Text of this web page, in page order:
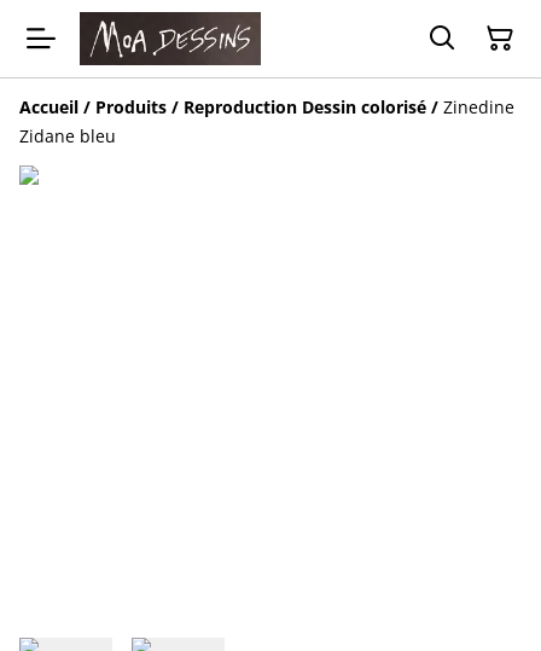
Accueil / Produits / Reproduction Dessin colorisé / Zinedine
Zidane bleu